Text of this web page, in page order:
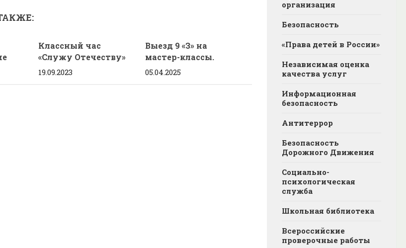
Классный час
«Служу Отечеству»
19.09.2023
Выезд 9 «З» на
мастер-классы.
05.04.2025
организация
Безопасность
«Права детей в России»
Независимая оценка
качества услуг
Информационная
безопасность
Антитеррор
Безопасность
Дорожного Движения
Социально-
психологическая
служба
Школьная библиотека
Всероссийские
проверочные работы